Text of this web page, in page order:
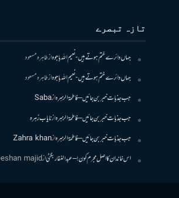
تازہ تبصرے
جہاں دائرے ختم ہوتے ہیں- نعیم اللہ باجوہازطاہرہ مسعود
جہاں دائرے ختم ہوتے ہیں- نعیم اللہ باجوہازطاہرہ مسعود
جب جذبات خبر بن جائیں – فاطمۃالزہرہازSaba
جب جذبات خبر بن جائیں – فاطمۃالزہرہازنایاب زہرہ
جب جذبات خبر بن جائیں – فاطمۃالزہرہازZahra khan
اس خاندان کا اصل مجرم کون! – عبدالغفار بگٹیازmajid